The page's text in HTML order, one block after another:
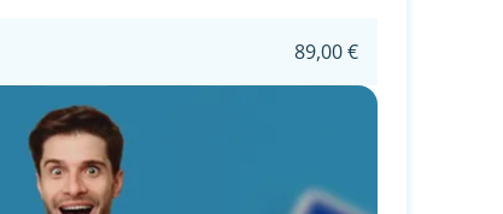
89,00 €